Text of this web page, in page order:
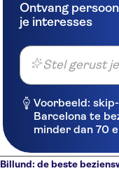
Ontvang
je interesses
Stel gerust
Voorbeeld:
Barcelona te
minder dan 70
Billund: de beste